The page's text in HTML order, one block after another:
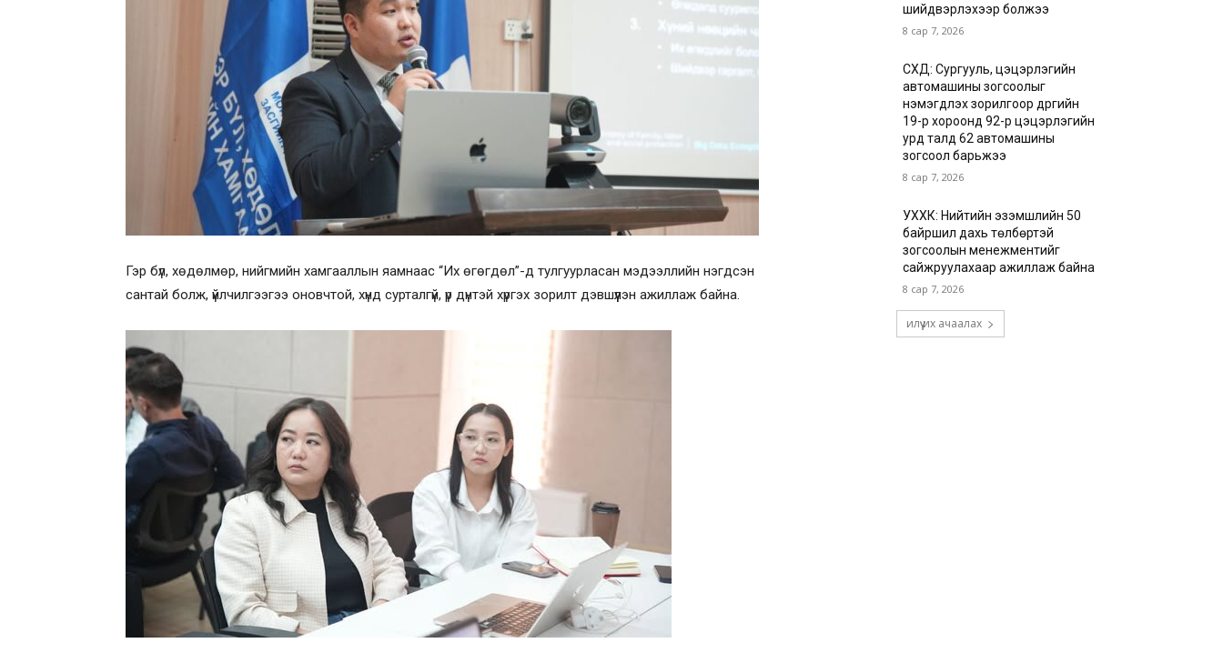
Гэр бүл, хөдөлмөр, нийгмийн хамгааллын яамнаас “Их өгөгдөл”-д тулгуурласан мэдээллийн нэгдсэн
сантай болж, үйлчилгээгээ оновчтой, хүнд сурталгүй, үр дүнтэй хүргэх зорилт дэвшүүлэн ажиллаж байна.
шийдвэрлэхээр болжээ
8 сар 7, 2026
СХД: Сургууль, цэцэрлэгийн
автомашины зогсоолыг
нэмэгдүүлэх зорилгоор дүүргийн
19-р хороонд 92-р цэцэрлэгийн
урд талд 62 автомашины
зогсоол барьжээ
8 сар 7, 2026
УХХК: Нийтийн эзэмшлийн 50
байршил дахь төлбөртэй
зогсоолын менежментийг
сайжруулахаар ажиллаж байна
8 сар 7, 2026
илүү их ачаалах